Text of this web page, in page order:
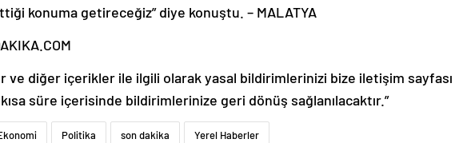
konuma getireceğiz” diye konuştu. – MALATYA
ve diğer içerikler ile ilgili olarak yasal bildirimlerinizi bize iletişim sayfası
süre içerisinde bildirimlerinize geri dönüş sağlanılacaktır.”
Politika son dakika Yerel Haberler